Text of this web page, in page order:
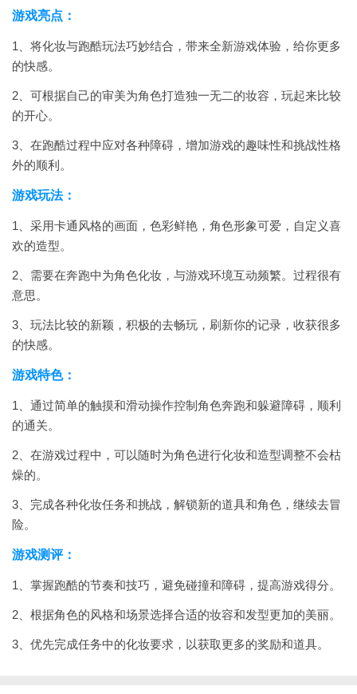
游戏亮点：
1、将化妆与跑酷玩法巧妙结合，带来全新游戏体验，给你更多
的快感。
2、可根据自己的审美为角色打造独一无二的妆容，玩起来比较
的开心。
3、在跑酷过程中应对各种障碍，增加游戏的趣味性和挑战性格
外的顺利。
游戏玩法：
1、采用卡通风格的画面，色彩鲜艳，角色形象可爱，自定义喜
欢的造型。
2、需要在奔跑中为角色化妆，与游戏环境互动频繁。过程很有
意思。
3、玩法比较的新颖，积极的去畅玩，刷新你的记录，收获很多
的快感。
游戏特色：
1、通过简单的触摸和滑动操作控制角色奔跑和躲避障碍，顺利
的通关。
2、在游戏过程中，可以随时为角色进行化妆和造型调整不会枯
燥的。
3、完成各种化妆任务和挑战，解锁新的道具和角色，继续去冒
险。
游戏测评：
1、掌握跑酷的节奏和技巧，避免碰撞和障碍，提高游戏得分。
2、根据角色的风格和场景选择合适的妆容和发型更加的美丽。
3、优先完成任务中的化妆要求，以获取更多的奖励和道具。